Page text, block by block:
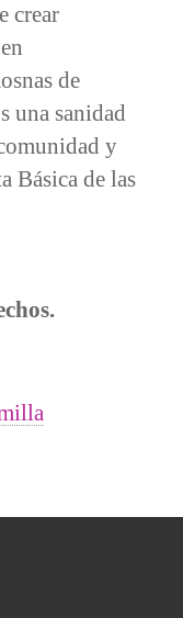
crear
de
una sanidad
y
Básica de las